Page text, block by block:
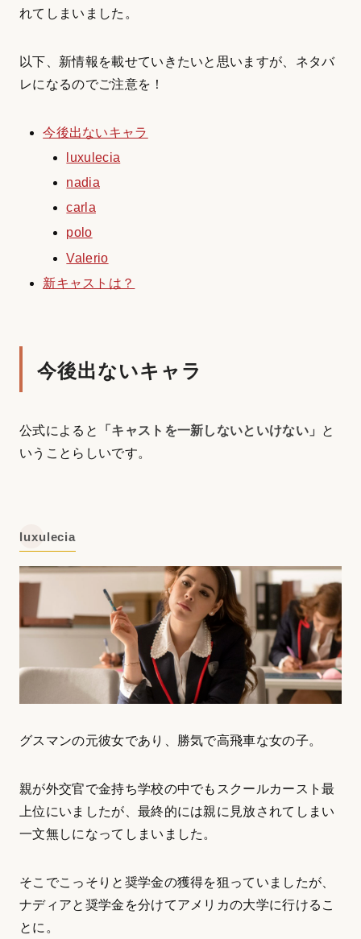
れてしまいました。
以下、新情報を載せていきたいと思いますが、ネタバ
レになるのでご注意を！
今後出ないキャラ
luxulecia
nadia
carla
polo
Valerio
新キャストは？
今後出ないキャラ
公式によると 「キャストを一新しないといけない」 と
いうことらしいです。
luxulecia
グスマンの元彼女であり、勝気で高飛車な女の子。
親が外交官で金持ち学校の中でもスクールカースト最
上位にいましたが、最終的には親に見放されてしまい
一文無しになってしまいました。
そこでこっそりと奨学金の獲得を狙っていましたが、
ナディアと奨学金を分けてアメリカの大学に行けるこ
とに。